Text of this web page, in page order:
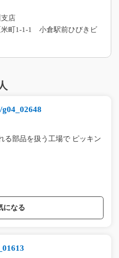
店
町1-1-1 小倉駅前ひびきビ
る部品を扱う工場で ピッキン
になる